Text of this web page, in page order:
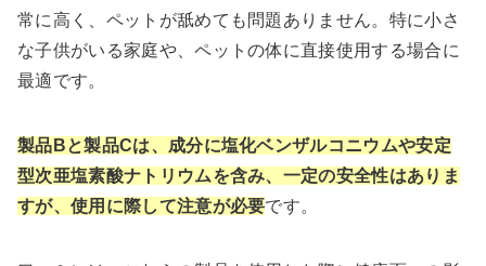
常に高く、ペットが舐めても問題ありません。特に小さ
な子供がいる家庭や、ペットの体に直接使用する場合に
最適です。
製品Bと製品Cは、成分に塩化ベンザルコニウムや安定
型次亜塩素酸ナトリウムを含み、一定の安全性はありま
すが、使用に際して注意が必要です。